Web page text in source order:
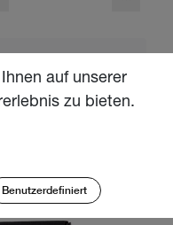
auf unserer
zu bieten.
Benutzerdefiniert